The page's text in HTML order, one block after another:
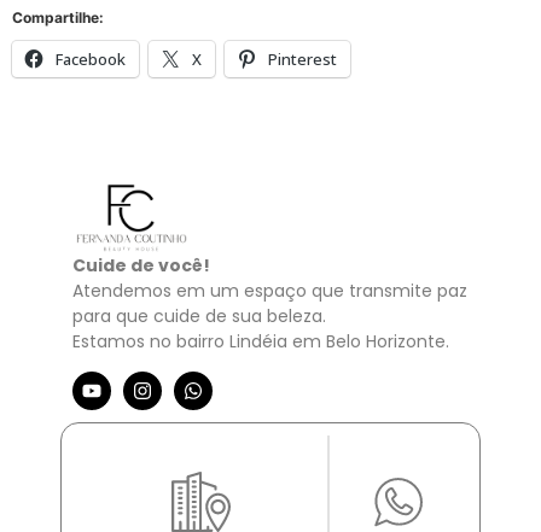
Compartilhe:
Facebook X Pinterest
Cuide de você!
Atendemos em um espaço que transmite paz
para que cuide de sua beleza.
Estamos no bairro Lindéia em Belo Horizonte.